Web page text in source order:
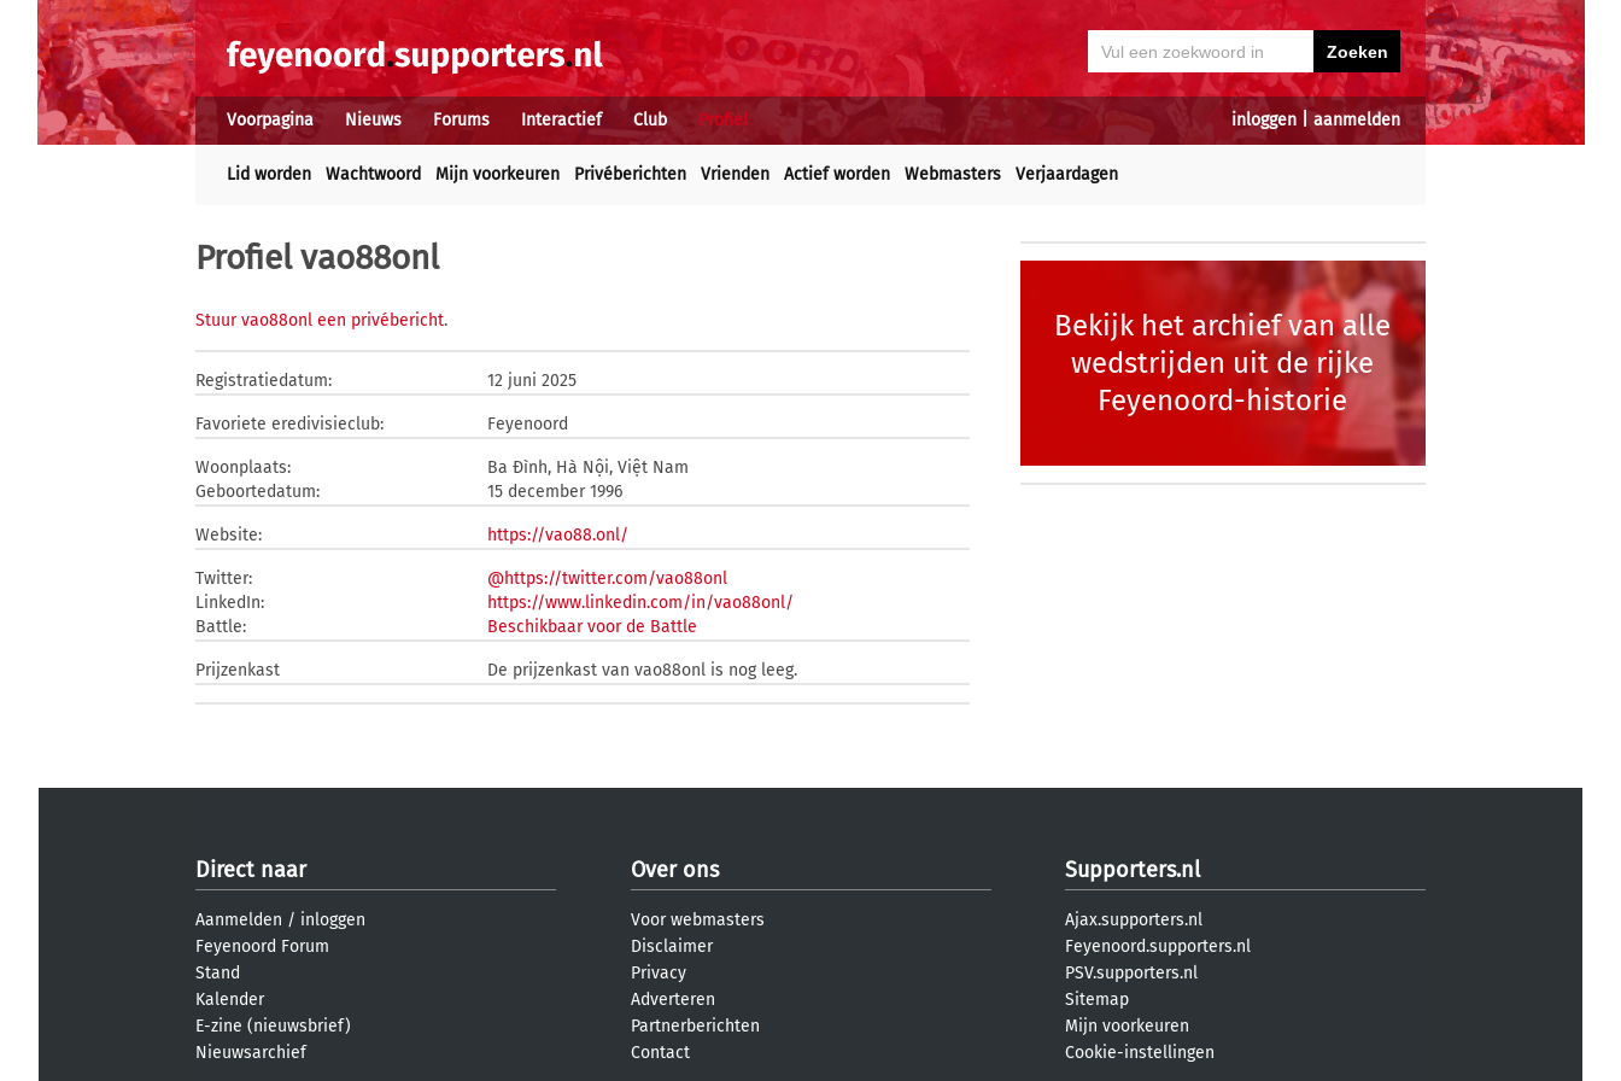
inloggen aanmelden
Voorpagina Nieuws Forums Interactief Club Profiel
Lid worden Wachtwoord Mijn voorkeuren Privéberichten Vrienden Actief worden Webmasters Verjaardagen
Profiel vao88onl
Stuur vao88onl een privébericht.
Registratiedatum: 12 juni 2025
Favoriete eredivisieclub: Feyenoord
Woonplaats:
Ba Đình, Hà Nội, Việt Nam
Geboortedatum:
15 december 1996
Website: https://vao88.onl/
Twitter:
@https://twitter.com/vao88onl
LinkedIn:
https://www.linkedin.com/in/vao88onl/
Battle:
Beschikbaar voor de Battle
Prijzenkast De prijzenkast van vao88onl is nog leeg.
Bekijk het archief van alle
wedstrijden uit de rijke
Feyenoord-historie
Direct naar
Aanmelden / inloggen
Feyenoord Forum
Stand
Kalender
E-zine (nieuwsbrief)
Nieuwsarchief
Over ons
Voor webmasters
Disclaimer
Privacy
Adverteren
Partnerberichten
Contact
Supporters.nl
Ajax.supporters.nl
Feyenoord.supporters.nl
PSV.supporters.nl
Sitemap
Mijn voorkeuren
Cookie-instellingen